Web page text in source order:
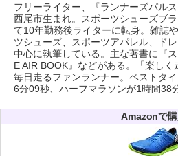
フリーライター、『ランナーズパル
西尾市生まれ。スポーツシューズブ
て10年勤務後ライターに転身。雑誌
ツシューズ、スポーツアパレル、ド
中心に執筆している。主な著書に『
E AIR BOOK』などがある。「楽し
毎日走るファンランナー。ベストタ
6分09秒、ハーフマラソンが1時間38
Amazonで購